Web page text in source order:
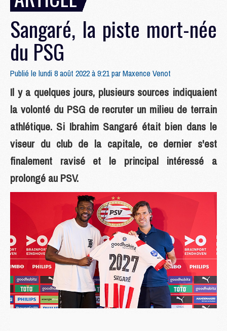
Sangaré, la piste mort-née
du PSG
Publié le lundi 8 août 2022 à 9:21 parMaxence Venot
Il y a quelques jours, plusieurs sources indiquaient
la volonté du PSG de recruter un milieu de terrain
athlétique. Si Ibrahim Sangaré était bien dans le
viseur du club de la capitale, ce dernier s'est
finalement ravisé et le principal intéressé a
prolongé au PSV.